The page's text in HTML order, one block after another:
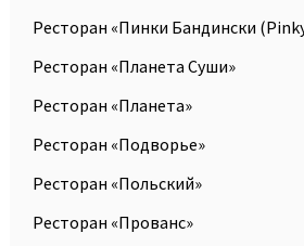
Ресторан «Пинки Бандински
Ресторан «Планета Суши»
Ресторан «Планета»
Ресторан «Подворье»
Ресторан «Польский»
Ресторан «Прованс»